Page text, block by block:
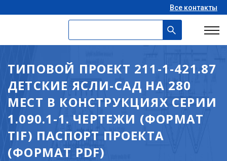
Все контакты
ТИПОВОЙ ПРОЕКТ 211-1-421.87
ДЕТСКИЕ ЯСЛИ-САД НА 280
МЕСТ В КОНСТРУКЦИЯХ СЕРИИ
1.090.1-1. ЧЕРТЕЖИ (ФОРМАТ
TIF) ПАСПОРТ ПРОЕКТА
(ФОРМАТ PDF)